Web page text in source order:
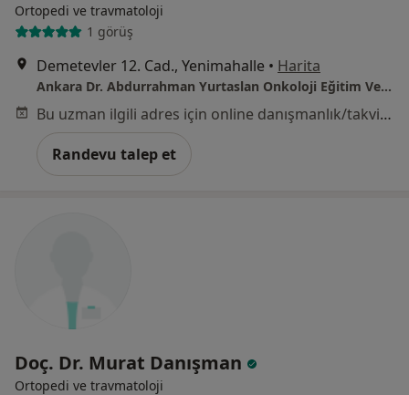
Ortopedi ve travmatoloji
1 görüş
Demetevler 12. Cad., Yenimahalle • Harita
Ankara Dr. Abdurrahman Yurtaslan Onkoloji Eğitim Ve Araştırma Hastanesi
Bu uzman ilgili adres için online danışmanlık/takvim sunmuyor.
Randevu talep et
Doç. Dr. Murat Danışman
Ortopedi ve travmatoloji